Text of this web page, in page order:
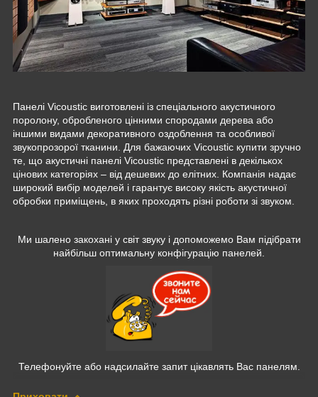
Панелі Vicoustic виготовлені із спеціального акустичного
поролону, обробленого цінними спородами дерева або
іншими видами декоративного оздоблення та особливої
звукопрозорої тканини. Для бажаючих Vicoustic купити зручно
те, що акустичні панелі Vicoustic представлені в декількох
цінових категоріях – від дешевих до елітних. Компанія надає
широкий вибір моделей і гарантує високу якість акустичної
обробки приміщень, в яких проходять різні роботи зі звуком.
Ми шалено закохані у світ звуку і допоможемо Вам підібрати
найбільш оптимальну конфігурацію панелей.
Телефонуйте або надсилайте запит цікавлять Вас панелям.